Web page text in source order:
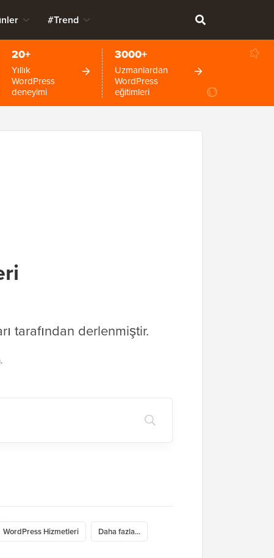
#Trend
20+
Yıllık
WordPress
deneyimi
3000+
Uzmanlardan
WordPress
eğitimleri
tarafından derlenmiştir.
.
WordPress Hizmetleri Daha fazla...